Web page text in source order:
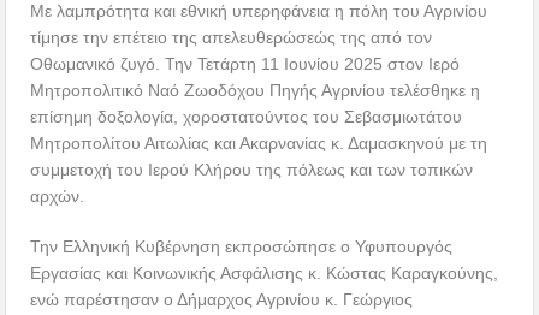
Με λαμπρότητα και εθνική υπερηφάνεια η πόλη του Αγρινίου
τίμησε την επέτειο της απελευθερώσεώς της από τον
Οθωμανικό ζυγό. Την Τετάρτη 11 Ιουνίου 2025 στον Ιερό
Μητροπολιτικό Ναό Ζωοδόχου Πηγής Αγρινίου τελέσθηκε η
επίσημη δοξολογία, χοροστατούντος του Σεβασμιωτάτου
Μητροπολίτου Αιτωλίας και Ακαρνανίας κ. Δαμασκηνού με τη
συμμετοχή του Ιερού Κλήρου της πόλεως και των τοπικών
αρχών.
Την Ελληνική Κυβέρνηση εκπροσώπησε ο Υφυπουργός
Εργασίας και Κοινωνικής Ασφάλισης κ. Κώστας Καραγκούνης,
ενώ παρέστησαν ο Δήμαρχος Αγρινίου κ. Γεώργιος